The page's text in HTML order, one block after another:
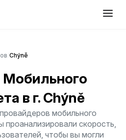
Chýně
Мобильного
в г. Chýně
мобильного
проанализировали скорость,
чтобы вы могли